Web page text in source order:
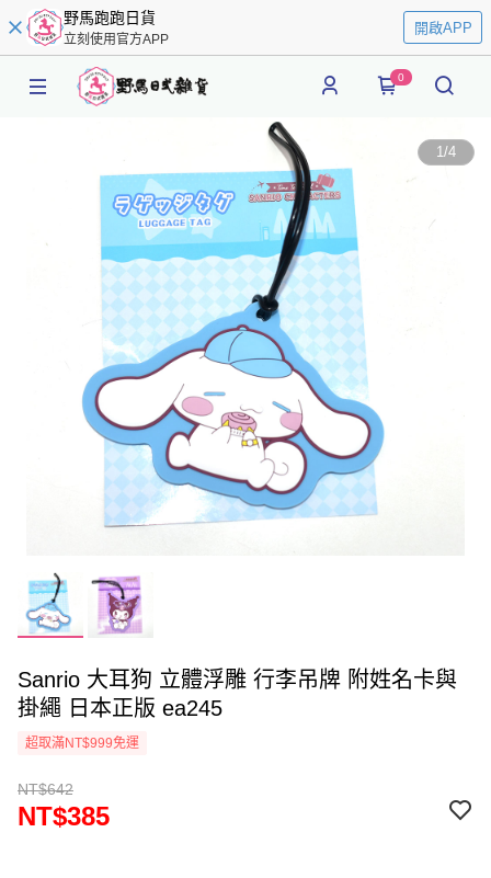
野馬跑跑日貨
立刻使用官方APP
開啟APP
0
1/4
Sanrio 大耳狗 立體浮雕 行李吊牌 附姓名卡與
掛繩 日本正版 ea245
超取滿NT$999免運
NT$642
NT$385